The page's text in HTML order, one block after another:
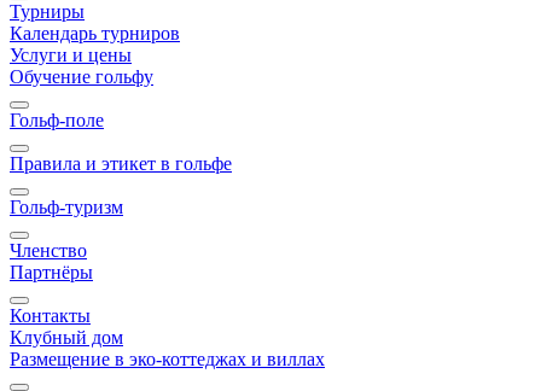
Турниры
Календарь турниров
Услуги и цены
Обучение гольфу
Гольф-поле
Правила и этикет в гольфе
Гольф-туризм
Членство
Партнёры
Контакты
Клубный дом
Размещение в эко-коттеджах и виллах